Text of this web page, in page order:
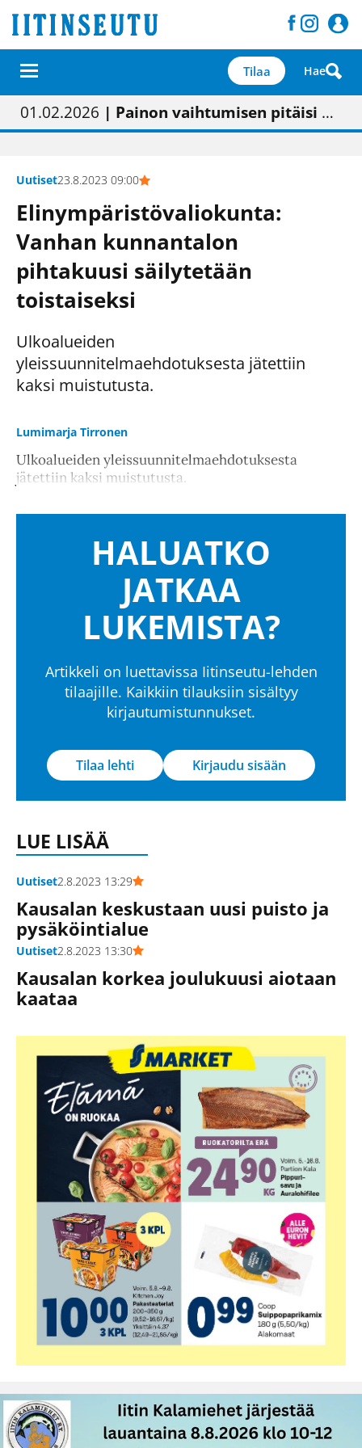
Tilaa Hae
01.02.2026 | Painon vaihtumisen pitäisi näkyä hieman parempana painojäljen laatuna lehdessä
05.02.2026| Uudistettu kunnantalo on valoisa
23.04.2026| “Olemme käynnistämässä uudelleen keskustavisiotyön”
09.05.2026| "Maalla on totuttu elämään omavaraisemmin kuin kaupungissa"
Uutiset23.8.2023 09:00
Elinympäristövaliokunta:
Vanhan kunnantalon
pihtakuusi säilytetään
toistaiseksi
Ulkoalueiden
yleissuunnitelmaehdotuksesta jätettiin
kaksi muistutusta.
Lumimarja Tirronen
Ulkoalueiden yleissuunnitelmaehdotuksesta
jätettiin kaksi muistutusta.
HALUATKO
JATKAA
LUKEMISTA?
Artikkeli on luettavissa Iitinseutu-lehden
tilaajille. Kaikkiin tilauksiin sisältyy
kirjautumistunnukset.
Tilaa lehti Kirjaudu sisään
LUE LISÄÄ
Uutiset2.8.2023 13:29
Kausalan keskustaan uusi puisto ja
pysäköintialue
Uutiset2.8.2023 13:30
Kausalan korkea joulukuusi aiotaan
kaataa